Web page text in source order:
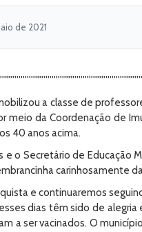
de 2021
a classe de
meio da Coordenação de
40 anos acima.
o Secretário de Educação
carinhosamente
e continuaremos
dias têm sido de
a ser vacinados. O